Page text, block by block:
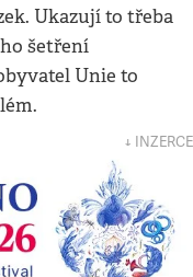
Ukazují to třeba
šetření
Unie to
↓ INZERCE